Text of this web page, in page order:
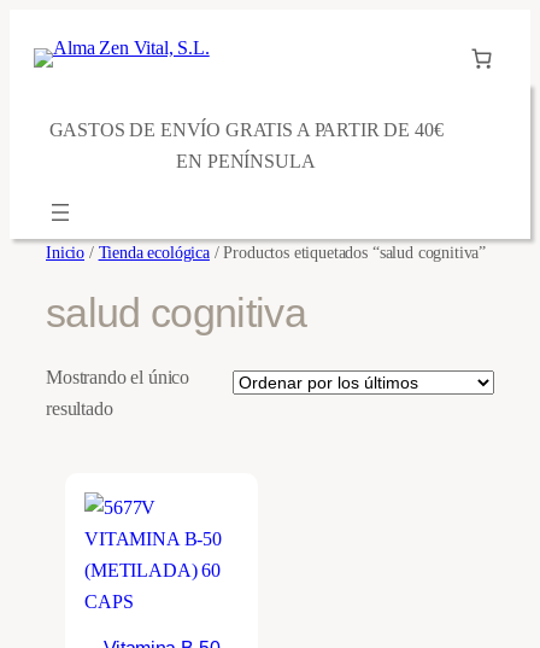
GASTOS DE ENVÍO GRATIS A PARTIR DE 40€
EN PENÍNSULA
Inicio / Tienda ecológica/ Productos etiquetados “salud cognitiva”
salud cognitiva
Mostrando el único
resultado